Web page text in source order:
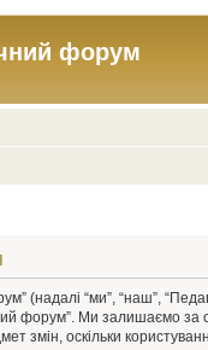
форум
(надалі “ми”, “наш”,
форум”. Ми залишаємо
змін, оскільки